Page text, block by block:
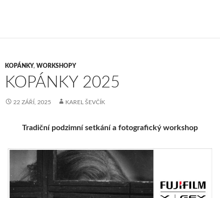
KOPÁNKY, WORKSHOPY
KOPÁNKY 2025
22 ZÁŘÍ, 2025 KAREL ŠEVČÍK
Tradiční podzimní setkání a fotografický workshop